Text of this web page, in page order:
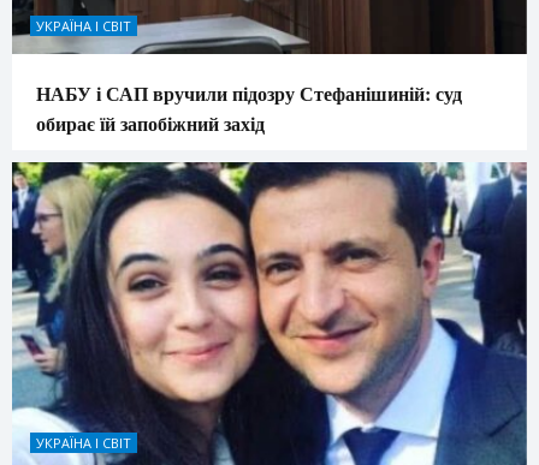
УКРАЇНА І СВІТ
НАБУ і САП вручили підозру Стефанішиній: суд
обирає їй запобіжний захід
УКРАЇНА І СВІТ